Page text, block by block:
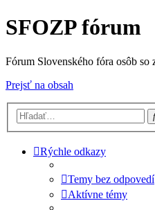
SFOZP fórum
Fórum Slovenského fóra osôb
Prejsť na obsah
Rýchle odkazy
Temy bez odpovedí
Aktívne témy